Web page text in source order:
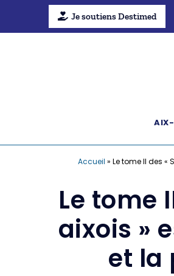
Je soutiens Destimed
AIX-
Accueil » Le tome II des
Le tome
aixois »
et la